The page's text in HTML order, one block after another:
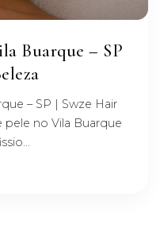
Buarque – SP
– SP | Swze Hair
pele no Vila Buarque